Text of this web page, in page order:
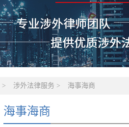
> 涉外法律服务 > 海事海商
海事海商